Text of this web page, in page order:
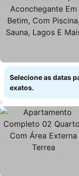
Selecione as datas
exatos.